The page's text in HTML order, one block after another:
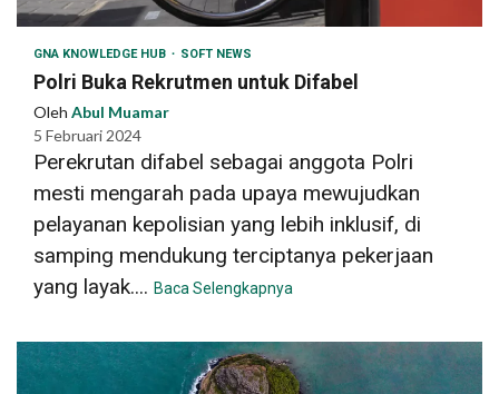
GNA KNOWLEDGE HUB SOFT NEWS
Polri Buka Rekrutmen untuk Difabel
Oleh Abul Muamar
5 Februari 2024
Perekrutan difabel sebagai anggota Polri
mesti mengarah pada upaya mewujudkan
pelayanan kepolisian yang lebih inklusif, di
samping mendukung terciptanya pekerjaan
yang layak.... Baca Selengkapnya